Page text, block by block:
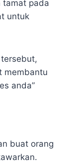
tamat pada
untuk
membantu
anda”
buat orang